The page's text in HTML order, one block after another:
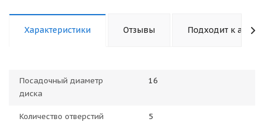
Характеристики Отзывы Подходит к авто
Посадочный диаметр
диска
16
Количество отверстий 5